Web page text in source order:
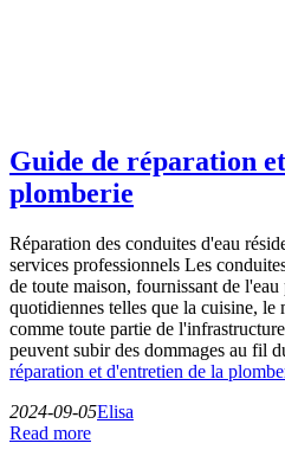
Guide de réparation
plomberie
Réparation des conduites d'eau
services professionnels Les
de toute maison, fournissant de
quotidiennes telles que la cuisine, le
comme toute partie de
peuvent subir des dommages au fil
réparation et d'entretien de la
2024-09-05Elisa
Read more